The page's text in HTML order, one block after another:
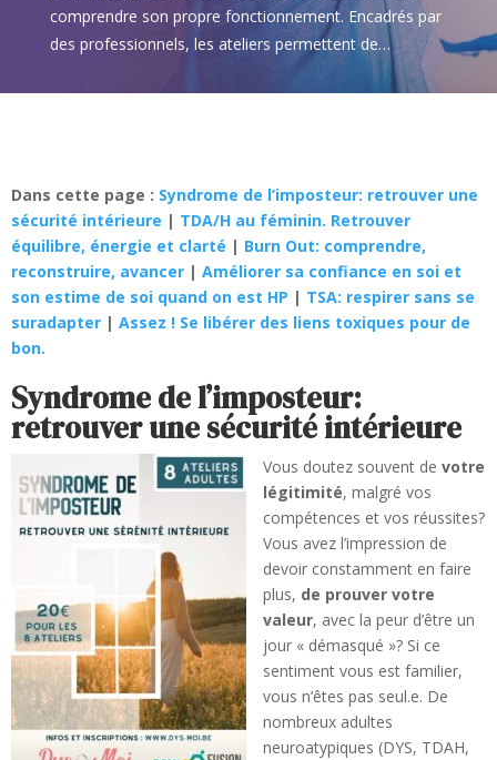
comprendre son propre fonctionnement. Encadrés par
des professionnels, les ateliers permettent de…
Dans cette page : Syndrome de l’imposteur: retrouver une
sécurité intérieure | TDA/H au féminin. Retrouver
équilibre, énergie et clarté | Burn Out: comprendre,
reconstruire, avancer | Améliorer sa confiance en soi et
son estime de soi quand on est HP | TSA: respirer sans se
suradapter | Assez ! Se libérer des liens toxiques pour de
bon.
Syndrome de l’imposteur:
retrouver une sécurité intérieure
Vous doutez souvent de votre
légitimité, malgré vos
compétences et vos réussites?
Vous avez l’impression de
devoir constamment en faire
plus, de prouver votre
valeur, avec la peur d’être un
jour « démasqué »? Si ce
sentiment vous est familier,
vous n’êtes pas seul.e. De
nombreux adultes
neuroatypiques (DYS, TDAH,